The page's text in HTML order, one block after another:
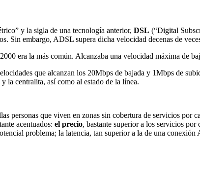
y la sigla de una tecnología anterior, DSL (“Digital
Sin embargo, ADSL supera dicha velocidad decenas de
era la más común. Alcanzaba una velocidad máxima de
que alcanzan los 20Mbps de bajada y 1Mbps de
la centralita, así como al estado de la línea.
personas que viven en zonas sin cobertura de servicios
acentuados: el precio, bastante superior a los servicios por
problema; la latencia, tan superior a la de una